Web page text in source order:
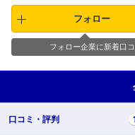
フォロー
フォロー企業に新着口
口コミ・ 評判